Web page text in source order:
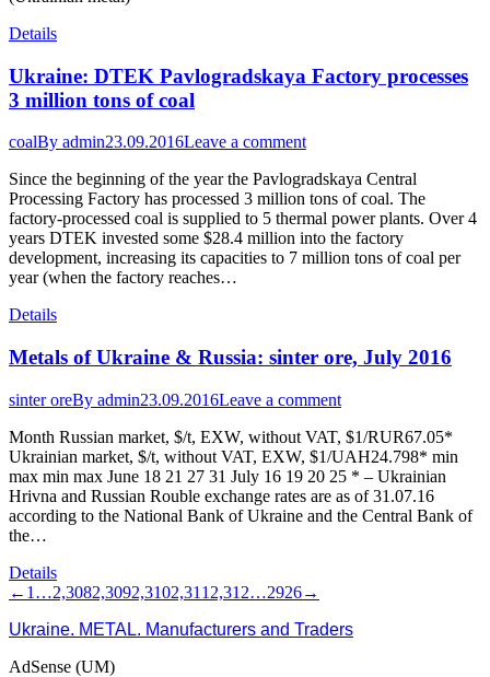
Details
Ukraine: DTEK Pavlogradskaya Factory processes
3 million tons of coal
coalBy admin23.09.2016Leave a comment
Since the beginning of the year the Pavlogradskaya Central
Processing Factory has processed 3 million tons of coal. The
factory-processed coal is supplied to 5 thermal power plants. Over 4
years DTEK invested some $28.4 million into the factory
development, increasing its capacities to 7 million tons of coal per
year (when the factory reaches…
Details
Metals of Ukraine & Russia: sinter ore, July 2016
sinter oreBy admin23.09.2016Leave a comment
Month Russian market, $/t, EXW, without VAT, $1/RUR67.05*
Ukrainian market, $/t, without VAT, EXW, $1/UAH24.798* min
max min max June 18 21 27 31 July 16 19 20 25 * – Ukrainian
Hrivna and Russian Rouble exchange rates are as of 31.07.16
according to the National Bank of Ukraine and the Central Bank of
the…
Details
← 1 …2,3082,3092,3102,311 2,312…2926→
Ukraine. METAL. Manufacturers and Traders
AdSense (UM)